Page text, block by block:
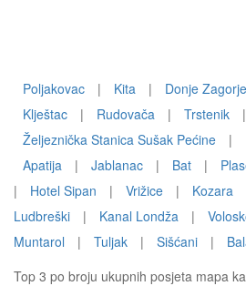
Poljakovac | Kita | Donje Zagorje
Klještac
| Rudovača | Trstenik |
Željeznička Stanica Sušak Pećine
|
Apatija
| Jablanac | Bat |
|
Hotel Sipan | Vrižice | Kozara
Ludbreški
| Kanal Londža |
Muntarol
| Tuljak | Sišćani |
Top 3 po broju ukupnih posjeta mapa